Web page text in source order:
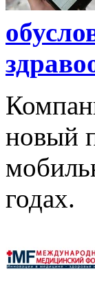
новый
годах.